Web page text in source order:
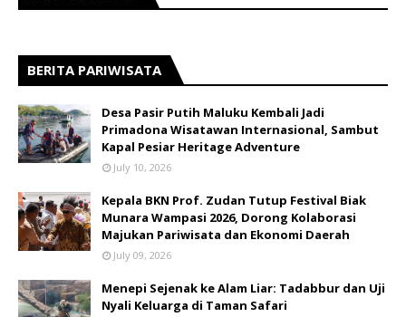
BERITA PARIWISATA
​Desa Pasir Putih Maluku Kembali Jadi
Primadona Wisatawan Internasional, Sambut
Kapal Pesiar Heritage Adventure
July 10, 2026
Kepala BKN Prof. Zudan Tutup Festival Biak
Munara Wampasi 2026, Dorong Kolaborasi
Majukan Pariwisata dan Ekonomi Daerah
July 09, 2026
Menepi Sejenak ke Alam Liar: Tadabbur dan Uji
Nyali Keluarga di Taman Safari